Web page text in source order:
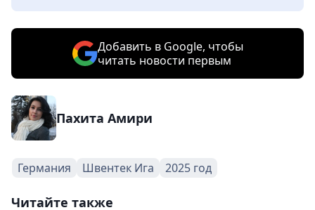
Добавить в Google, чтобы
читать новости первым
Пахита Амири
Германия Швентек Ига 2025 год
Читайте также